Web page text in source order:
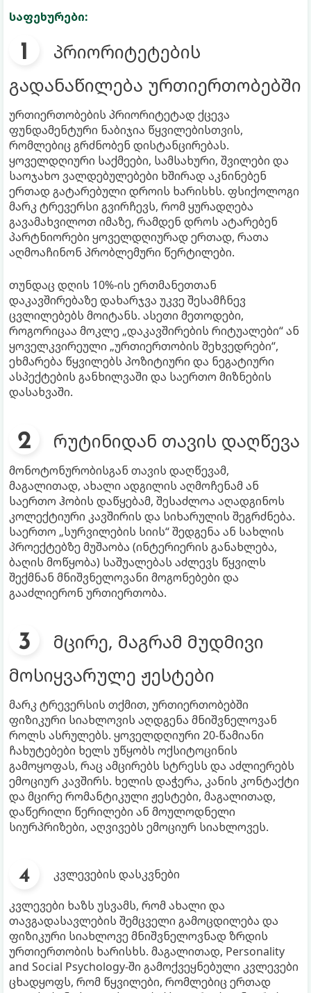
საფეხურები:
პრიორიტეტების
გადანაწილება ურთიერთობებში
ურთიერთობების პრიორიტეტად ქცევა
ფუნდამენტური ნაბიჯია წყვილებისთვის,
რომლებიც გრძნობენ დისტანცირებას.
ყოველდღიური საქმეები, სამსახური, შვილები და
საოჯახო ვალდებულებები ხშირად აკნინებენ
ერთად გატარებული დროის ხარისხს. ფსიქოლოგი
მარკ ტრევერსი გვირჩევს, რომ ყურადღება
გავამახვილოთ იმაზე, რამდენ დროს ატარებენ
პარტნიორები ყოველდღიურად ერთად, რათა
აღმოაჩინონ პრობლემური წერტილები.
თუნდაც დღის 10%-ის ერთმანეთთან
დაკავშირებაზე დახარჯვა უკვე შესამჩნევ
ცვლილებებს მოიტანს. ასეთი მეთოდები,
როგორიცაა მოკლე „დაკავშირების რიტუალები“ ან
ყოველკვირეული „ურთიერთობის შეხვედრები“,
ეხმარება წყვილებს პოზიტიური და ნეგატიური
ასპექტების განხილვაში და საერთო მიზნების
დასახვაში.
რუტინიდან თავის დაღწევა
მონოტონურობისგან თავის დაღწევამ,
მაგალითად, ახალი ადგილის აღმოჩენამ ან
საერთო ჰობის დაწყებამ, შესაძლოა აღადგინოს
კოლექტიური კავშირის და სიხარულის შეგრძნება.
საერთო „სურვილების სიის“ შედგენა ან სახლის
პროექტებზე მუშაობა (ინტერიერის განახლება,
ბაღის მოწყობა) საშუალებას აძლევს წყვილს
შექმნან მნიშვნელოვანი მოგონებები და
გააძლიერონ ურთიერთობა.
მცირე, მაგრამ მუდმივი
მოსიყვარულე ჟესტები
მარკ ტრევერსის თქმით, ურთიერთობებში
ფიზიკური სიახლოვის აღდგენა მნიშვნელოვან
როლს ასრულებს. ყოველდღიური 20-წამიანი
ჩახუტებები ხელს უწყობს ოქსიტოცინის
გამოყოფას, რაც ამცირებს სტრესს და აძლიერებს
ემოციურ კავშირს. ხელის დაჭერა, კანის კონტაქტი
და მცირე რომანტიკული ჟესტები, მაგალითად,
დაწერილი წერილები ან მოულოდნელი
სიურპრიზები, აღვივებს ემოციურ სიახლოვეს.
კვლევების დასკვნები
კვლევები ხაზს უსვამს, რომ ახალი და
თავგადასავლების შემცველი გამოცდილება და
ფიზიკური სიახლოვე მნიშვნელოვნად ზრდის
ურთიერთობის ხარისხს. მაგალითად, Personality
and Social Psychology-ში გამოქვეყნებული კვლევები
ცხადყოფს, რომ წყვილები, რომლებიც ერთად